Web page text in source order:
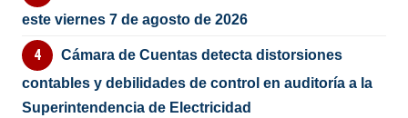
este viernes 7 de agosto de 2026
Cámara de Cuentas detecta distorsiones
contables y debilidades de control en auditoría a la
Superintendencia de Electricidad